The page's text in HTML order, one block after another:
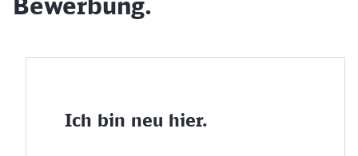
Ich bin neu hier.